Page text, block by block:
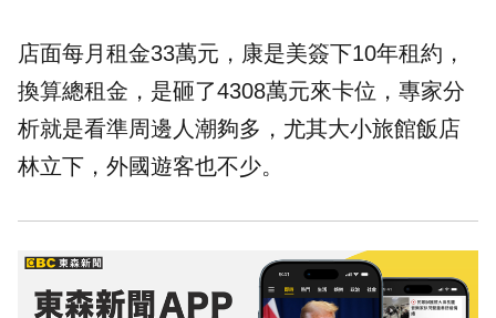
店面每月租金33萬元，康是美簽下10年租約，
換算總租金，是砸了4308萬元來卡位，專家分
析就是看準周邊人潮夠多，尤其大小旅館飯店
林立下，外國遊客也不少。